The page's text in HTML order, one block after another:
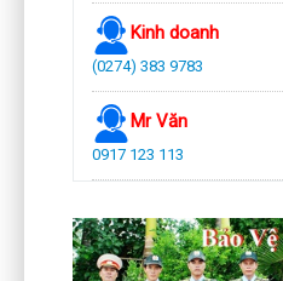
Kinh doanh
(0274) 383 9783
Mr Văn
0917 123 113